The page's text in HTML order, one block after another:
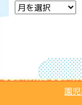
ア
園